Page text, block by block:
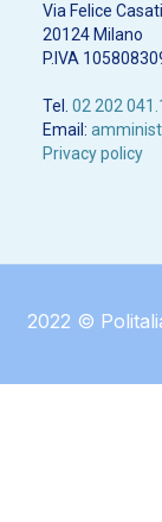
Via Felice
20124 Milano
P.IVA
Tel. 02 202
Email:
Privacy policy
2022 ©